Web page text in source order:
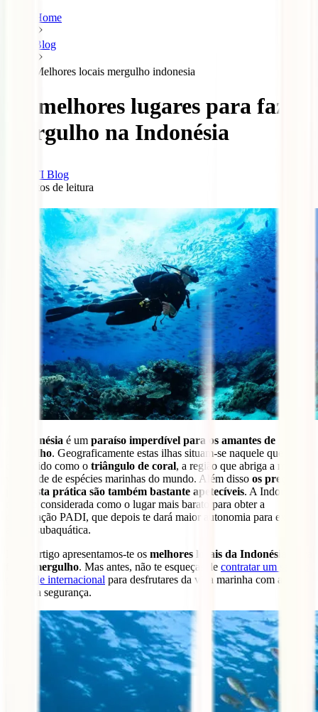
Home
Blog
Melhores locais mergulho indonesia
Os melhores lugares para fazer
mergulho na Indonésia
IATI Blog
minutos de leitura
Indonésia é um paraíso imperdível para os amantes de
mergulho. Geograficamente estas ilhas situam-se naquele que é
conhecido como o triângulo de coral, a região que abriga a maior
variedade de espécies marinhas do mundo. Além disso os preços
para esta prática são também bastante apetecíveis. A Indonésia é
mesmo considerada como o lugar mais barato para obter a
certificação PADI, que depois te dará maior autonomia para explorar
a vida subaquática.
Neste artigo apresentamos-te os melhores locais da Indonésia para
fazer mergulho. Mas antes, não te esqueças de contratar um seguro
de saúde internacional para desfrutares da vida marinha com a
máxima segurança.